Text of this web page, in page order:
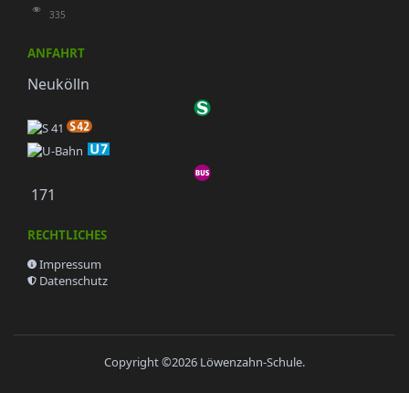
335
ANFAHRT
Neukölln
171
RECHTLICHES
Impressum
Datenschutz
Copyright ©2026 Löwenzahn-Schule.